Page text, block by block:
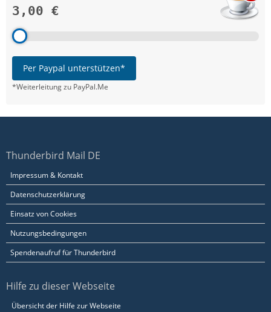
3,00 €
Per Paypal unterstützen*
*Weiterleitung zu PayPal.Me
Thunderbird Mail DE
Impressum & Kontakt
Datenschutzerklärung
Einsatz von Cookies
Nutzungsbedingungen
Spendenaufruf für Thunderbird
Hilfe zu dieser Webseite
Übersicht der Hilfe zur Webseite